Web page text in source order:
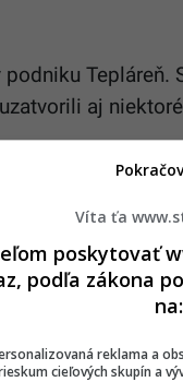
Tepláreň.
aj
Víta ťa
poskytovať
podľa zákona
na:
reklama a
cieľových skupín a